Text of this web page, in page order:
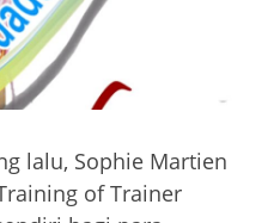
lalu, Sophie Martien
of Trainer